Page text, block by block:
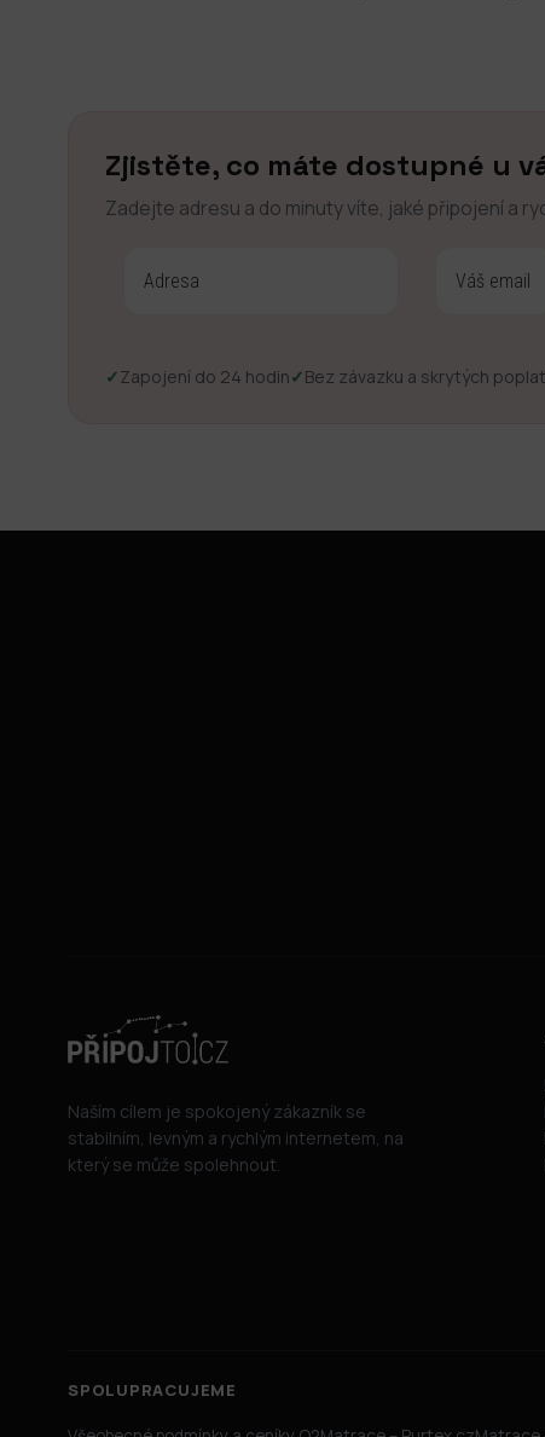
Zjistěte, co máte dostupné u
Zadejte adresu a do minuty víte, jaké připojení a
✓Zapojení do 24 hodin✓Bez závazku a skrytých
Naším cílem je spokojený zákazník se
stabilním, levným a rychlým internetem, na
který se může spolehnout.
SPOLUPRACUJEME